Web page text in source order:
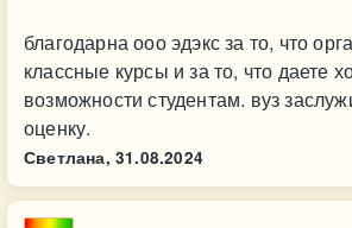
благодарна ооо эдэкс за то, что
классные курсы и за то, что даете
возможности студентам. вуз
оценку.
Светлана, 31.08.2024